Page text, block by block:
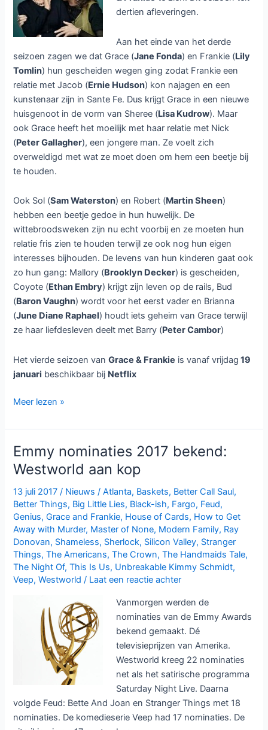
dertien afleveringen.
Aan het einde van het derde
seizoen zagen we dat Grace (Jane Fonda) en Frankie (Lily
Tomlin) hun gescheiden wegen ging zodat Frankie een
relatie met Jacob (Ernie Hudson) kon najagen en een
kunstenaar zijn in Sante Fe. Dus krijgt Grace in een nieuwe
huisgenoot in de vorm van Sheree (Lisa Kudrow). Maar
ook Grace heeft het moeilijk met haar relatie met Nick
(Peter Gallagher), een jongere man. Ze voelt zich
overweldigd met wat ze moet doen om hem een beetje bij
te houden.
Ook Sol (Sam Waterston) en Robert (Martin Sheen)
hebben een beetje gedoe in hun huwelijk. De
wittebroodsweken zijn nu echt voorbij en ze moeten hun
relatie fris zien te houden terwijl ze ook nog hun eigen
interesses bijhouden. De levens van hun kinderen gaat ook
zo hun gang: Mallory (Brooklyn Decker) is gescheiden,
Coyote (Ethan Embry) krijgt zijn leven op de rails, Bud
(Baron Vaughn) wordt voor het eerst vader en Brianna
(June Diane Raphael) houdt iets geheim van Grace terwijl
ze haar liefdesleven deelt met Barry (Peter Cambor)
Het vierde seizoen vanGrace & Frankie is vanaf vrijdag 19
januari beschikbaar bij Netflix
Grace
Frankie
seizoen
4
bij
Netflix
Meer lezen »
Emmy nominaties 2017 bekend:
Westworld aan kop
13 juli 2017/ Nieuws /Atlanta, Baskets, Better Call Saul,
Better Things, Big Little Lies, Black-ish, Fargo, Feud,
Genius,Grace and Frankie, House of Cards, How to Get
Away with Murder, Master of None, Modern Family, Ray
Donovan, Shameless, Sherlock, Silicon Valley, Stranger
Things,The Americans,The Crown,The Handmaids Tale,
The Night Of,This Is Us, Unbreakable Kimmy Schmidt,
Veep,Westworld / Laat een reactie achter
Vanmorgen werden de
nominaties van de Emmy Awards
bekend gemaakt. Dé
televisieprijzen van Amerika.
Westworld kreeg 22 nominaties
net als het satirische programma
Saturday Night Live. Daarna
volgde Feud: Bette And Joan en Stranger Things met 18
nominaties. De komedieserie Veep had 17 nominaties. De